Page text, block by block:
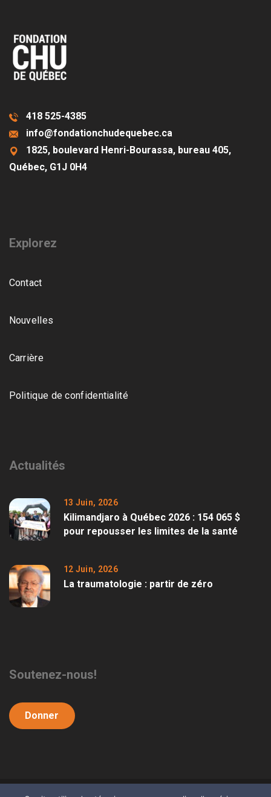
418 525-4385
info@fondationchudequebec.ca
1825, boulevard Henri-Bourassa, bureau 405,
Québec, G1J 0H4
Explorez
Contact
Nouvelles
Carrière
Politique de confidentialité
Actualités
13 Juin, 2026
Kilimandjaro à Québec 2026 : 154 065 $
pour repousser les limites de la santé
12 Juin, 2026
La traumatologie : partir de zéro
Soutenez-nous!
Donner